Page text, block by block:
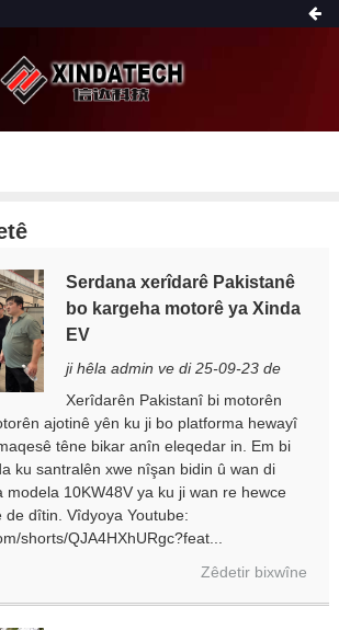
Serdana xerîdarê Pakistanê
bo kargeha motorê ya Xinda
EV
ji hêla admin ve di 25-09-23 de
Xerîdarên Pakistanî bi motorên
ajotinê yên ku ji bo platforma hewayî
têne bikar anîn eleqedar in. Em bi
ku santralên xwe nîşan bidin û wan di
modela 10KW48V ya ku ji wan re hewce
de dîtin. Vîdyoya Youtube:
shorts/QJA4HXhURgc?feat...
Zêdetir bixwîne